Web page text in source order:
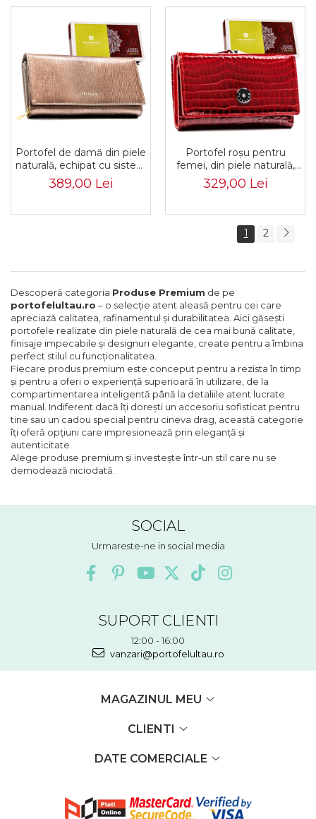
Portofel de damă din piele
naturală, echipat cu sistem
RFID - Peterson PTR-PTN
42106-PR-0411 GR
389,00 Lei
Portofel roșu pentru
femei, din piele naturală,
cu închidere cu capsă și
cataramă - Peterson PTR-
329,00 Lei
1 2
Descoperă categoria Produse Premium de pe
portofelultau.ro – o selecție atent aleasă pentru cei care
apreciază calitatea, rafinamentul și durabilitatea. Aici găsești
portofele realizate din piele naturală de cea mai bună calitate,
finisaje impecabile și designuri elegante, create pentru a îmbina
perfect stilul cu funcționalitatea.
Fiecare produs premium este conceput pentru a rezista în timp
și pentru a oferi o experiență superioară în utilizare, de la
compartimentarea inteligentă până la detaliile atent lucrate
manual. Indiferent dacă îți dorești un accesoriu sofisticat pentru
tine sau un cadou special pentru cineva drag, această categorie
îți oferă opțiuni care impresionează prin eleganță și
autenticitate.
Alege produse premium și investește într-un stil care nu se
demodează niciodată.
SOCIAL
Urmareste-ne in social media
SUPORT CLIENTI
12:00 - 16:00
vanzari@portofelultau.ro
MAGAZINUL MEU
CLIENTI
DATE COMERCIALE